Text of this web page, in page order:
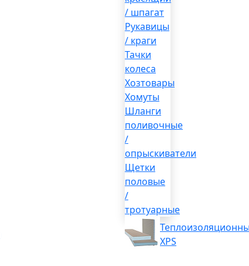
/ шпагат
Рукавицы
/ краги
Тачки
колеса
Хозтовары
Хомуты
Шланги
поливочные
/
опрыскиватели
Щетки
половые
/
тротуарные
XPS